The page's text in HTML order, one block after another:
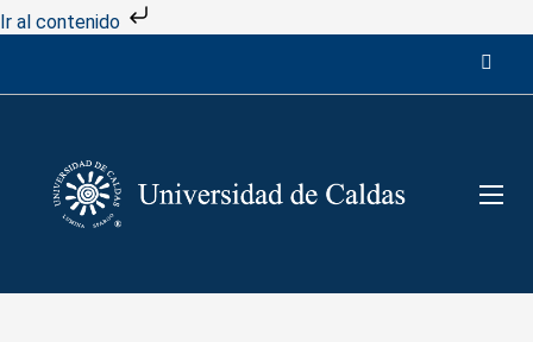
Ir al contenido